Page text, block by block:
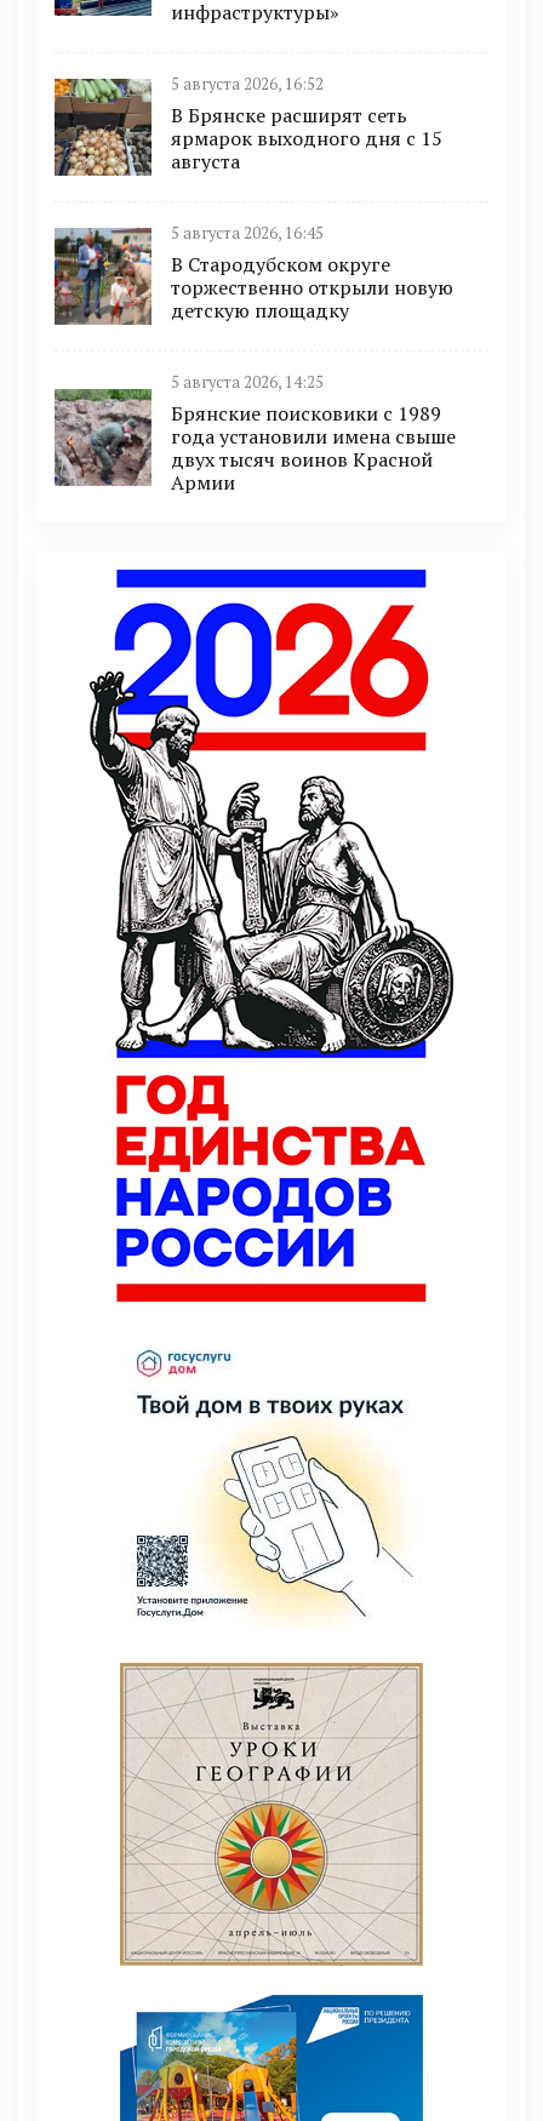
инфраструктуры»
5 августа 2026, 16:52
В Брянске расширят сеть
ярмарок выходного дня с 15
августа
5 августа 2026, 16:45
В Стародубском округе
торжественно открыли новую
детскую площадку
5 августа 2026, 14:25
Брянские поисковики с 1989
года установили имена свыше
двух тысяч воинов Красной
Армии